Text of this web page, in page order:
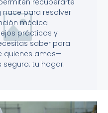
recuperarte
nace para resolver
médica
prácticos y
saber para
quienes amas—
tu hogar.